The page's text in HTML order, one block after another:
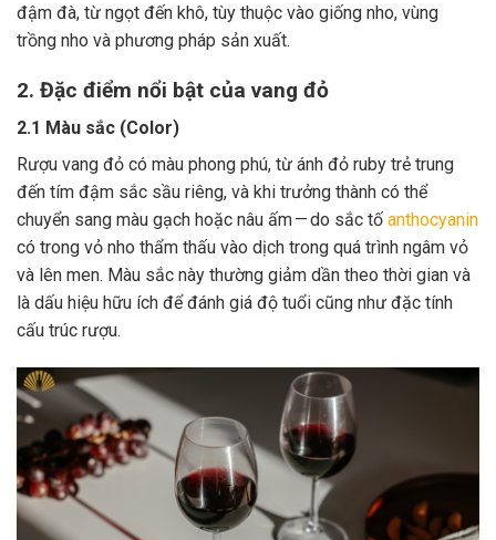
đậm đà, từ ngọt đến khô, tùy thuộc vào giống nho, vùng
trồng nho và phương pháp sản xuất.
2. Đặc điểm nổi bật của vang đỏ
2.1 Màu sắc (Color)
Rượu vang đỏ có màu phong phú, từ ánh đỏ ruby trẻ trung
đến tím đậm sắc sầu riêng, và khi trưởng thành có thể
chuyển sang màu gạch hoặc nâu ấm — do sắc tố anthocyanin
có trong vỏ nho thẩm thấu vào dịch trong quá trình ngâm vỏ
và lên men. Màu sắc này thường giảm dần theo thời gian và
là dấu hiệu hữu ích để đánh giá độ tuổi cũng như đặc tính
cấu trúc rượu.